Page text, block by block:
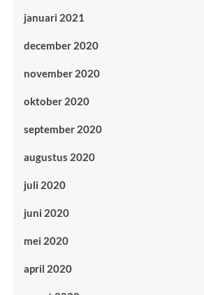
januari 2021
december 2020
november 2020
oktober 2020
september 2020
augustus 2020
juli 2020
juni 2020
mei 2020
april 2020